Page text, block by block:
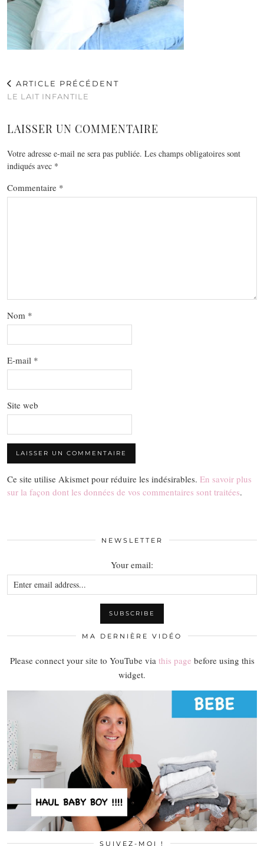
ARTICLE PRÉCÉDENT
LE LAIT INFANTILE
LAISSER UN COMMENTAIRE
Votre adresse e-mail ne sera pas publiée. Les champs obligatoires sont
indiqués avec *
Commentaire *
Nom *
E-mail *
Site web
Ce site utilise Akismet pour réduire les indésirables. En savoir plus
sur la façon dont les données de vos commentaires sont traitées.
NEWSLETTER
Your email:
MA DERNIÈRE VIDÉO
Please connect your site to YouTube via this page before using this
widget.
SUIVEZ-MOI !